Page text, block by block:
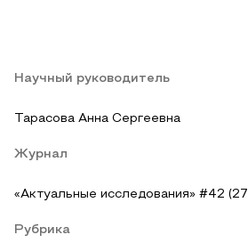
Научный руководитель
Тарасова Анна Сергеевна
Журнал
«Актуальные исследования» #42
Рубрика